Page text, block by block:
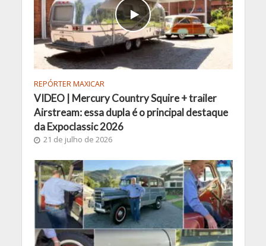
REPÓRTER MAXICAR
VIDEO | Mercury Country Squire + trailer
Airstream: essa dupla é o principal destaque
da Expoclassic 2026
21 de julho de 2026